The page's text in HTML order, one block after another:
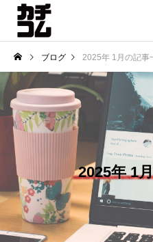
ブログ 2025年 1月の記事
2025年 1